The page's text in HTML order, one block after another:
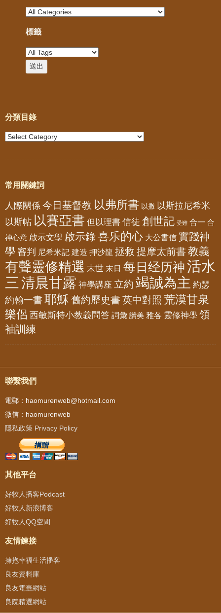
標籤
分類目錄
常用關鍵詞
人際關係 今日基督教 以弗所書 以撒 以斯拉尼希米
以斯帖 以賽亞書 但以理書 信徒 創世記 受難 合一 合
神心意 啟示文學 啟示錄喜乐的心 大公書信 實踐神
學 審判 尼希米記 建造 押沙龍 拯救 提摩太前書 教義
有聲靈修精選 末世 末日 每日经历神活水
三 清晨甘露 神學講座 立約 竭誠為主 約瑟
約翰一書耶穌 舊約歷史書 英中對照 荒漠甘泉
樂侶 西敏斯特小教義問答 詞彙 讚美 雅各 靈修神學 領
袖訓練
聯繫我們
電郵：haomurenweb@hotmail.com
微信：haomurenweb
隱私政策 Privacy Policy
其他平台
好牧人播客Podcast
好牧人新浪博客
好牧人QQ空間
友情鍊接
擁抱幸福生活播客
良友資料庫
良友電臺網站
良院精選網站